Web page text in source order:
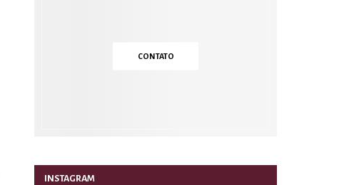
CONTATO
INSTAGRAM